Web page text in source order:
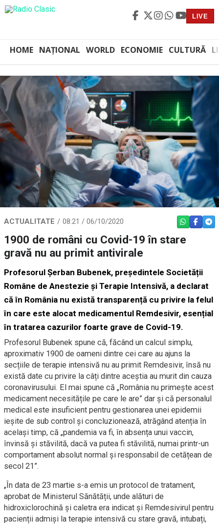
LIVE
HOME NAȚIONAL WORLD ECONOMIE CULTURĂ
ACTUALITATE 08:21 / 06/10/2020 WHATSAPP
1900 de români cu Covid-19 în stare
gravă nu au primit antivirale
Profesorul Șerban Bubenek, președintele Societății
Române de Anestezie și Terapie Intensivă, a declarat
că în România nu există transparență cu privire la felul
în care este alocat medicamentul Remdesivir, esențial
în tratarea cazurilor foarte grave de Covid-19.
Profesorul Bubenek spune că, făcând un calcul simplu,
aproximativ 1900 de oameni dintre cei care au ajuns la
secțiile de terapie intensivă nu au primit Remdesivir, însă nu
există date cu privire la câți dintre aceștia au murit din cauza
coronavirusului. El mai spune că „România nu primește acest
medicament necesitățile pe care le are” dar și că personalul
medical este insuficient pentru gestionarea unei epidemii
ieșite de sub control și concluzionează, atrăgând atenția în
același timp, că „pandemia va fi, în absența unui vaccin,
învinsă și stăvilită, dacă va putea fi stăvilită, numai printr-un
comportament absolut normal și responsabil de cetățean de
secol 21”.
„În data de 23 martie s-a emis un protocol de tratament,
aprobat de Ministerul Sănătății, unde alături de
hidroxiclorochină și caletra era indicat și Remdesivirul pentru
pacienții admiși la terapie intensivă cu stare gravă, intubați,